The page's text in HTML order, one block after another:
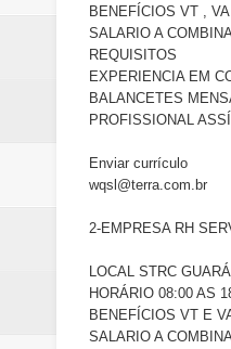
BENEFÍCIOS VT ,
SALARIO A
REQUISITOS
EXPERIENCIA EM
BALANCETES
PROFISSIONAL
Enviar currículo
wqsl@terra.com.br
2-EMPRESA RH
LOCAL STRC GUARÁ
HORÁRIO 08:00 AS
BENEFÍCIOS VT E
SALARIO A